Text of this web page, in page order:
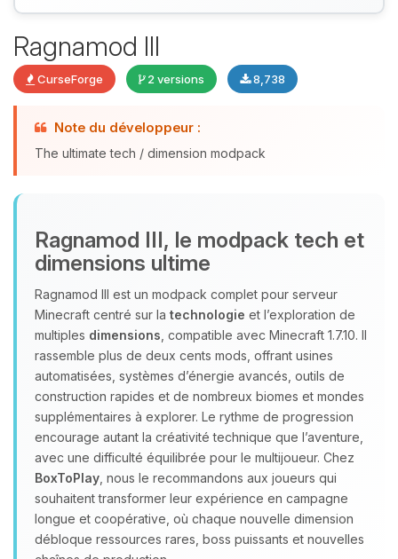
Ragnamod III
CurseForge 2 versions 8,738
Note du développeur :
The ultimate tech / dimension modpack
Ragnamod III, le modpack tech et
dimensions ultime
Ragnamod III est un modpack complet pour serveur
Minecraft centré sur la technologie et l’exploration de
multiples dimensions , compatible avec Minecraft 1.7.10. Il
rassemble plus de deux cents mods, offrant usines
automatisées, systèmes d’énergie avancés, outils de
construction rapides et de nombreux biomes et mondes
supplémentaires à explorer. Le rythme de progression
encourage autant la créativité technique que l’aventure,
avec une difficulté équilibrée pour le multijoueur. Chez
BoxToPlay , nous le recommandons aux joueurs qui
souhaitent transformer leur expérience en campagne
longue et coopérative, où chaque nouvelle dimension
débloque ressources rares, boss puissants et nouvelles
Youpi, enfin quelqu’un pour me
parler ! Moi c’est Choupy, ton petit
assistant BoxToPlay. Dis-moi ce dont
08/08/2026 à 05:47